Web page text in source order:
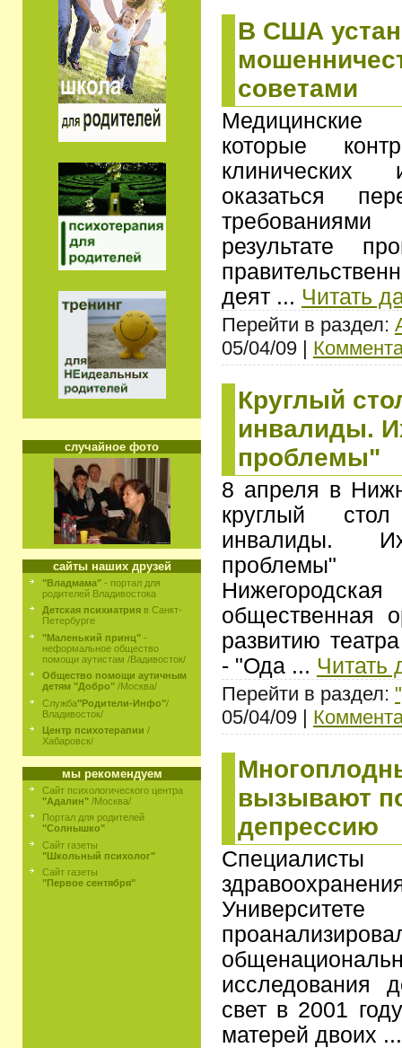
случайное фото
сайты наших друзей
"Владмама" - портал для
родителей Владивостока
Детская психиатрия в Санкт-
Петербурге
"Маленький принц" -
неформальное общество
помощи аутистам /Вадивосток/
Общество помощи аутичным
детям "Добро" /Москва/
Служба"Родители-Инфо"/
Владивосток/
Центр психотерапии /
Хабаровск/
мы рекомендуем
Сайт психологического центра
"Адалин" /Москва/
Портал для родителей
"Солнышко"
Сайт газеты
"Школьный психолог"
Сайт газеты
"Первое сентября"
В США
советами
Медицинские
которые
клинических
оказаться
результате
деят ... Читать
Перейти в раздел:
05/04/09 |
Круглый
инвалиды.
проблемы"
8 апреля в
круглый
инвалиды.
общественная
развитию
- "Ода ... Читать
Перейти в раздел:
05/04/09 |
вызывают
депрессию
исследования
свет в 2001
матерей двоих